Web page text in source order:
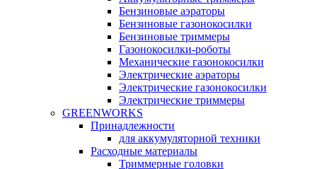
Бензиновые аэраторы
Бензиновые газонокосилки
Бензиновые триммеры
Газонокосилки-роботы
Механические газонокосилки
Электрические аэраторы
Электрические газонокосилки
Электрические триммеры
GREENWORKS
Принадлежности
для аккумуляторной техники
Расходные материалы
Триммерные головки